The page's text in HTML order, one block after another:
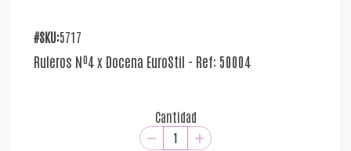
#SKU:5717
Ruleros Nº4 x Docena EuroStil - Ref: 50004
Cantidad